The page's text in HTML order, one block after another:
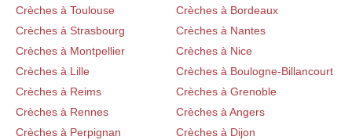
Crèches à Toulouse
Crèches à Bordeaux
Crèches à Strasbourg
Crèches à Nantes
Crèches à Montpellier
Crèches à Nice
Crèches à Lille
Crèches à Boulogne-Billancourt
Crèches à Reims
Crèches à Grenoble
Crèches à Rennes
Crèches à Angers
Crèches à Perpignan
Crèches à Dijon